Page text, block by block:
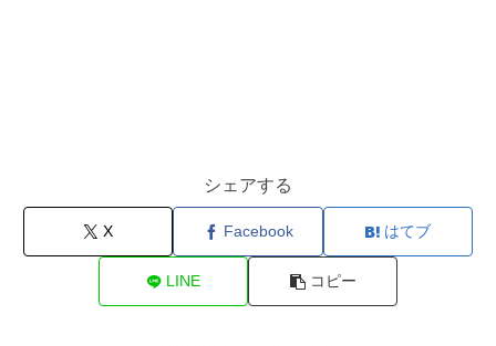
シェアする
X Facebook はてブ
LINE コピー